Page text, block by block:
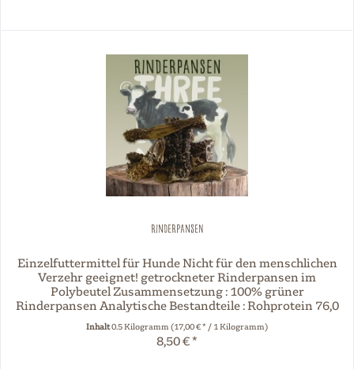
Rinderpansen
Einzelfuttermittel für Hunde Nicht für den menschlichen
Verzehr geeignet! getrockneter Rinderpansen im
Polybeutel Zusammensetzung : 100% grüner
Rinderpansen Analytische Bestandteile : Rohprotein 76,0
% Rohfett 11,0 % Rohasche 5,0 %...
Inhalt0.5 Kilogramm(17,00 € * / 1 Kilogramm)
8,50 € *